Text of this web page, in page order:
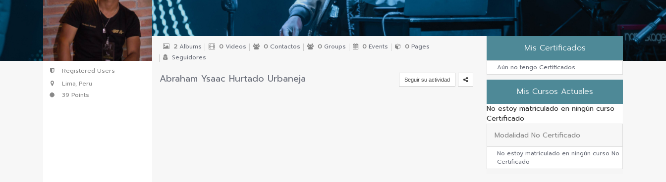
Notifications
Registered Users
Lima, Peru
39 Points
2 Albums 0 Videos 0 Contactos 0 Groups 0 Events 0 Pages
Seguidores
Abraham Ysaac Hurtado Urbaneja Seguir su actividad
Mis Certificados
Aún no tengo Certificados
Mis Cursos Actuales
No estoy matriculado en ningún curso
Certificado
Modalidad No Certificado
No estoy matriculado en ningún curso No
Certificado